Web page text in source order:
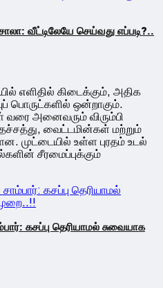
வீட்டிலேயே செய்வது எப்படி?..
எளிதில் கிடைக்கும், அதிக
பொருட்களில் ஒன்றாகும்.
வரை அனைவரும் விரும்பி
வைட்டமின்கள் மற்றும்
முட்டையில் உள்ள புரதம் உடல்
சீரமைப்புக்கும்
கசப்பு தெரியாமல் சுவையாக